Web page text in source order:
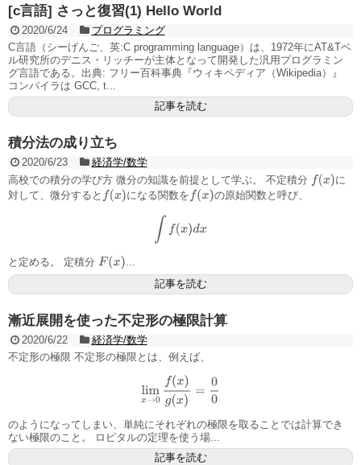
[c言語] さっと復習(1) Hello World
2020/6/24
プログラミング
C言語（シーげんご、英:C programming language）は、1972年にAT&Tベ
ル研究所のデニス・リッチーが主体となって開発した汎用プログラミン
グ言語である。出典: フリー百科事典『ウィキペディア（Wikipedia）』
コンパイラは GCC, t...
記事を読む
積分法の成り立ち
2020/6/23
経済学/数学
高校での積分の学び方 微分の知識を前提として学ぶ。 不定積分 f(x)
に
対して、微分すると f(x) になる関数を f(x ) の原始関数と呼び、
∫ (x dx
と定める。 定積分 F(x )
...
記事を読む
漸近展開を使った不定形の極限計算
2020/6/22
経済学/数学
不定形の極限 不定形の極限とは、例えば、
→0 f(x =0
のようになってしまい、単純にそれぞれの極限を取ることでは計算でき
ない極限のこと。 ロピタルの定理を使う場...
記事を読む